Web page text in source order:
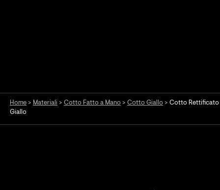
Home > Materiali > Cotto Fatto a Mano > Cotto Giallo > Cotto Rettificato
Giallo